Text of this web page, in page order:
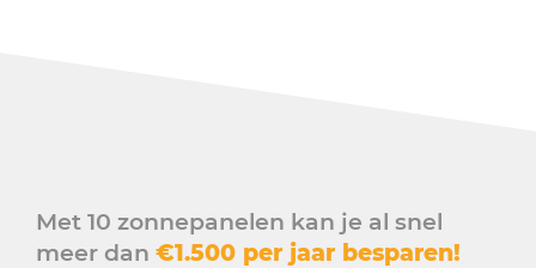
Met 10 zonnepanelen kan je al snel
meer dan €1.500 per jaar besparen!